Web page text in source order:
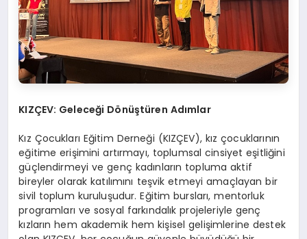
KIZÇEV: Geleceği Dönüştüren Adımlar
Kız Çocukları Eğitim Derneği (KIZÇEV), kız çocuklarının
eğitime erişimini artırmayı, toplumsal cinsiyet eşitliğini
güçlendirmeyi ve genç kadınların topluma aktif
bireyler olarak katılımını teşvik etmeyi amaçlayan bir
sivil toplum kuruluşudur. Eğitim bursları, mentorluk
programları ve sosyal farkındalık projeleriyle genç
kızların hem akademik hem kişisel gelişimlerine destek